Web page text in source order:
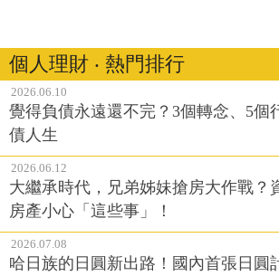
個人理財 ‧ 熱門排行
2026.06.10
覺得負債永遠還不完？3個轉念、5個
債人生
2026.06.12
大繼承時代，兄弟姊妹搶房大作戰？
房產小心「這些事」！
2026.07.08
哈日族的日圓新出路！國內首張日圓